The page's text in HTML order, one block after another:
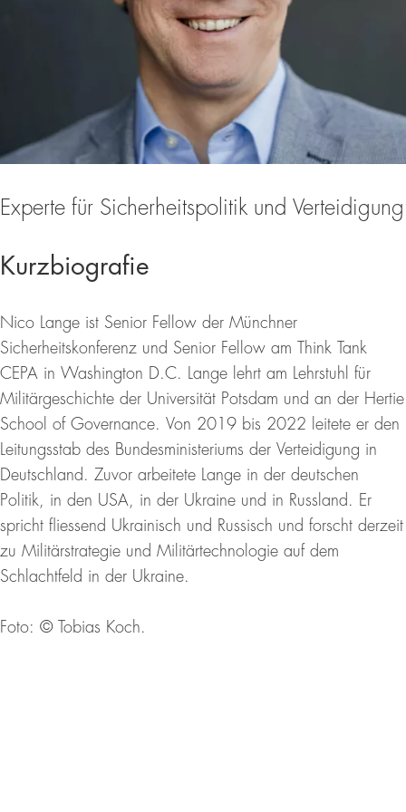
Experte für Sicherheitspolitik und Verteidigung
Kurzbiografie
Nico Lange ist Senior Fellow der Münchner
Sicherheitskonferenz und Senior Fellow am Think Tank
CEPA in Washington D.C. Lange lehrt am Lehrstuhl für
Militärgeschichte der Universität Potsdam und an der Hertie
School of Governance. Von 2019 bis 2022 leitete er den
Leitungsstab des Bundesministeriums der Verteidigung in
Deutschland. Zuvor arbeitete Lange in der deutschen
Politik, in den USA, in der Ukraine und in Russland. Er
spricht fliessend Ukrainisch und Russisch und forscht derzeit
zu Militärstrategie und Militärtechnologie auf dem
Schlachtfeld in der Ukraine.
Foto: © Tobias Koch.